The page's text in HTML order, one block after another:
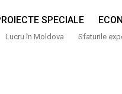
SPECIALE
Lucru în Moldova Sfaturile